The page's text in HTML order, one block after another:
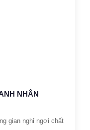
NHÂN
gian nghỉ ngơi chất